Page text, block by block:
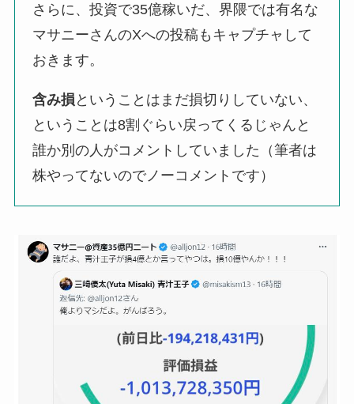
さらに、投資で35億稼いだ、界隈では有名な
マサニーさんのXへの投稿もキャプチャして
おきます。
含み損 ということはまだ損切りしていない、
ということは8割ぐらい戻ってくるじゃんと
誰か別の人がコメントしていました（筆者は
株やってないのでノーコメントです）